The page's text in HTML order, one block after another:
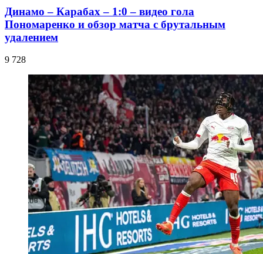
Динамо – Карабах – 1:0 – видео гола
Пономаренко и обзор матча с брутальным
удалением
9 728